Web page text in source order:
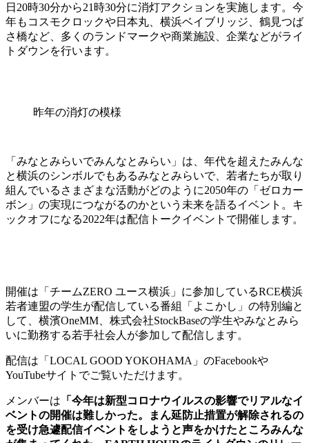
日20時30分から21時30分に消灯アクションを実施します。今
年もコスモクロックや日本丸、横浜ベイブリッジ、鶴見つば
さ橋など、多くのランドマークや商業施設、企業などがライ
トダウンを行います。
昨年の消灯の模様
「みなとみらいでみんなとみらい」は、年代を超えたみんな
と横浜のシンボルでもあるみなとみらいで、若者たちが取り
組んでいるさまざまな活動がどのように2050年の「ゼロカー
ボン」の実現につながるのかという未来を語るイベント。キ
ックオフになる2022年は配信トークイベントで開催します。
開催は「チームZERO ユース横浜」に参加しているRCE横浜
若者連盟の学生が配信している番組「よこかし」の特別編と
して、横濱OneMM、株式会社StockBaseの学生やみなとみら
いに勤務する若手社会人が参加して配信します。
配信は「LOCAL GOOD YOKOHAMA」のFacebookや
YouTubeサイトでご覧いただけます。
メンバーは 「今年は新型コロナウイルスの影響でリアルなイ
ベントの開催は難しかった。まん延防止措置が解除されるの
を受け急遽配信イベントをしようと声をかけたところみんな